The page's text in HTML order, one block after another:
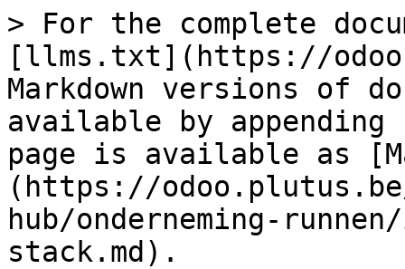
> For the complete
[llms.txt](https://
Markdown versions of
available by
page is available as
(https://
hub/onderneming-
stack.md).